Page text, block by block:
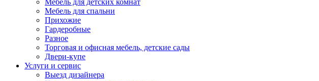
Мебель для детских комнат
Мебель для спальни
Прихожие
Гардеробные
Разное
Торговая и офисная мебель, детские сады
Двери-купе
Услуги и сервис
Выезд дизайнера